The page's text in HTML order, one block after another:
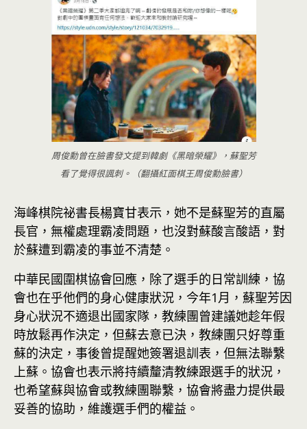
周俊勳曾在臉書發文提到韓劇《黑暗榮耀》，蘇聖芳
看了覺得很諷刺。（翻攝紅面棋王周俊勳臉書）
海峰棋院祕書長楊寶甘表示，她不是蘇聖芳的直屬
長官，無權處理霸凌問題，也沒對蘇酸言酸語，對
於蘇遭到霸凌的事並不清楚。
中華民國圍棋協會回應，除了選手的日常訓練，協
會也在乎他們的身心健康狀況，今年1月，蘇聖芳因
身心狀況不適退出國家隊，教練團曾建議她趁年假
時放鬆再作決定，但蘇去意已決，教練團只好尊重
蘇的決定，事後曾提醒她簽署退訓表，但無法聯繫
上蘇。協會也表示將持續釐清教練跟選手的狀況，
也希望蘇與協會或教練團聯繫，協會將盡力提供最
妥善的協助，維護選手們的權益。